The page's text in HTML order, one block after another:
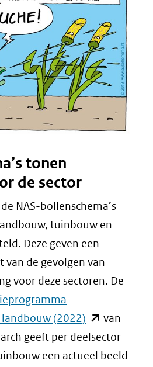
tonen
de sector
NAS-bollenschema’s
tuinbouw en
Deze geven een
de gevolgen van
voor deze sectoren. De
(2022) (opent
in
nieuw
van
geeft per deelsector
een actueel beeld